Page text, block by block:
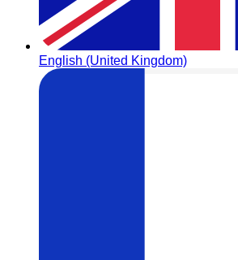
English (United Kingdom)